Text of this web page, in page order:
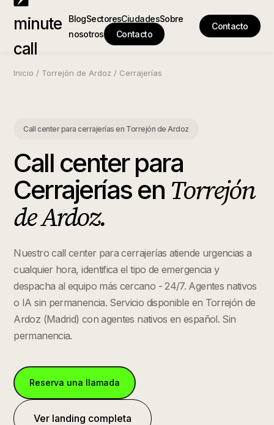
minute
call
BlogSectoresCiudadesSobre
nosotros
Contacto
Contacto
Inicio / Torrejón de Ardoz / Cerrajerías
Call center para cerrajerías en Torrejón de Ardoz
Call center para
Cerrajeríasen Torrejón
de Ardoz.
Nuestro call center para cerrajerías atiende urgencias a
cualquier hora, identifica el tipo de emergencia y
despacha al equipo más cercano - 24/7. Agentes nativos
o IA sin permanencia.Servicio disponible en Torrejón de
Ardoz (Madrid) con agentes nativos en español. Sin
permanencia.
Reserva una llamada
Ver landing completa